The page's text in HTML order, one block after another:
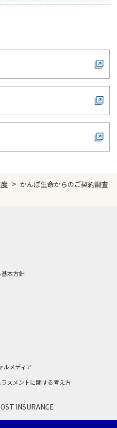
> かんぽ生命からのご契約調査
本方針
ルメディア
スメントに関する考え方
INSURANCE